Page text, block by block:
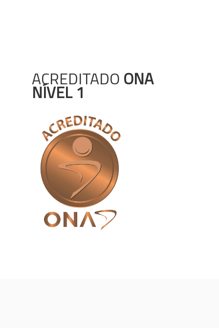
ACREDITADO ONA
NÍVEL 1